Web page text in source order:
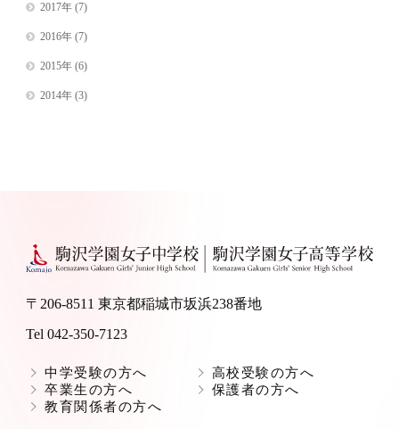
2017年(7)
2016年(7)
2015年(6)
2014年(3)
〒206-8511 東京都稲城市坂浜238番地
Tel 042-350-7123
中学受験の方へ
高校受験の方へ
卒業生の方へ
保護者の方へ
教育関係者の方へ